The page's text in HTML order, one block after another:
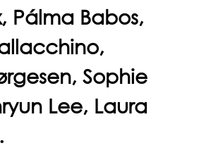
Pálma Babos,
Sophie
Lee, Laura